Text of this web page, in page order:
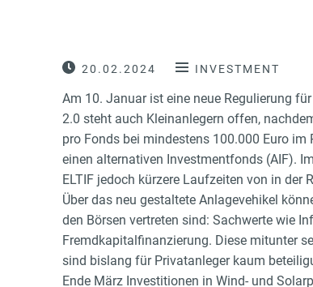
20.02.2024 INVESTMENT
Am 10. Januar ist eine neue Regulierung
2.0 steht auch Kleinanlegern offen,
pro Fonds bei mindestens 100.000 Euro
einen alternativen Investmentfonds (AIF).
ELTIF jedoch kürzere Laufzeiten von in der
Über das neu gestaltete Anlagevehikel
den Börsen vertreten sind: Sachwerte wie
Fremdkapitalfinanzierung. Diese mitunter
sind bislang für Privatanleger kaum
Ende März Investitionen in Wind- und